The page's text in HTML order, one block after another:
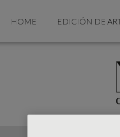
HOME EDICIÓN DE